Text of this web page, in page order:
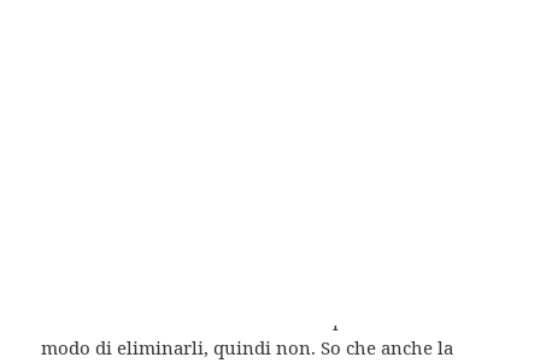
modo di eliminarli, quindi non. So che anche la